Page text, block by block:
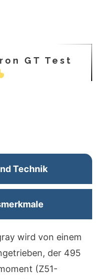
GT Test
Technik
wird von einem
der 495
(Z51-